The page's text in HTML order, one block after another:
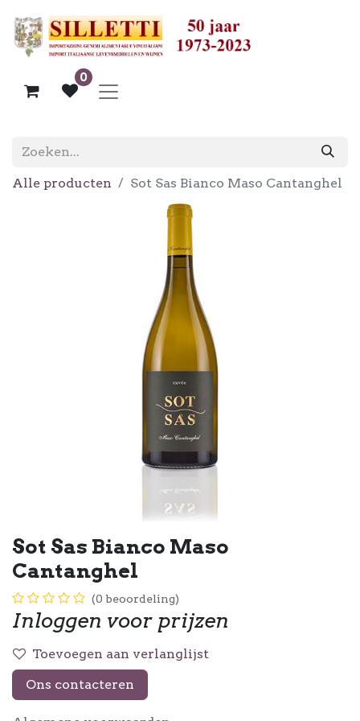
0
Alle producten Sot Sas Bianco Maso Cantanghel
Sot Sas Bianco Maso
Cantanghel
(0 beoordeling)
Inloggen voor prijzen
Toevoegen aan verlanglijst
Ons contacteren